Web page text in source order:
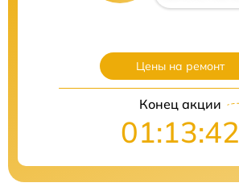
Цены на ремонт
Конец акции
01:13:41